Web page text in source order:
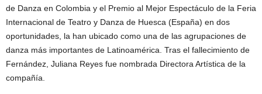
de Danza en Colombia y el Premio al Mejor Espectáculo de la Feria
Internacional de Teatro y Danza de Huesca (España) en dos
oportunidades, la han ubicado como una de las agrupaciones de
danza más importantes de Latinoamérica. Tras el fallecimiento de
Fernández, Juliana Reyes fue nombrada Directora Artística de la
compañía.